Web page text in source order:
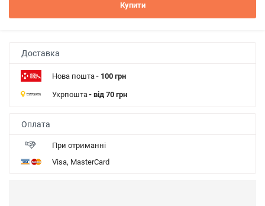
Купити
Доставка
Нова пошта- 100 грн
Укрпошта- від 70 грн
Оплата
При отриманні
Visa, MasterCard